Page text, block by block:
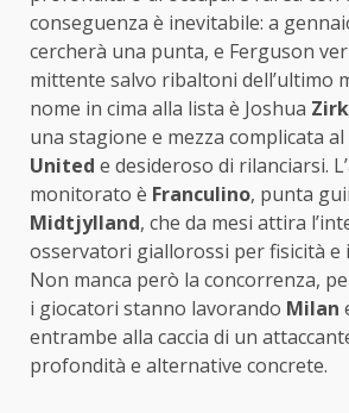
conseguenza è inevitabile: a
cercherà una punta, e Ferguson
mittente salvo ribaltoni dell’ultimo
nome in cima alla lista è Joshua
una stagione e mezza complicata al
United e desideroso di rilanciarsi.
monitorato è Franculino, punta
Midtjylland, che da mesi attira
osservatori giallorossi per fisicità e
Non manca però la concorrenza,
i giocatori stanno lavorando Milan
entrambe alla caccia di un
profondità e alternative concrete.